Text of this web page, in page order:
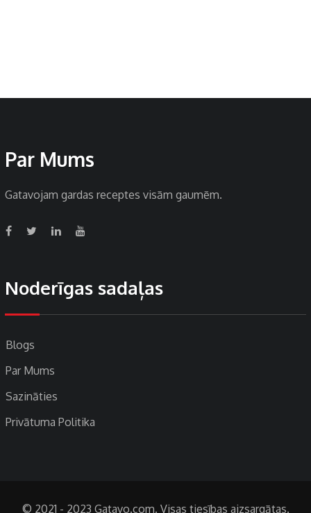
Par Mums
Gatavojam gardas receptes visām gaumēm.
Noderīgas sadaļas
Blogs
Par Mums
Sazināties
Privātuma Politika
© 2021 - 2023 Gatavo.com. Visas tiesības aizsargātas.